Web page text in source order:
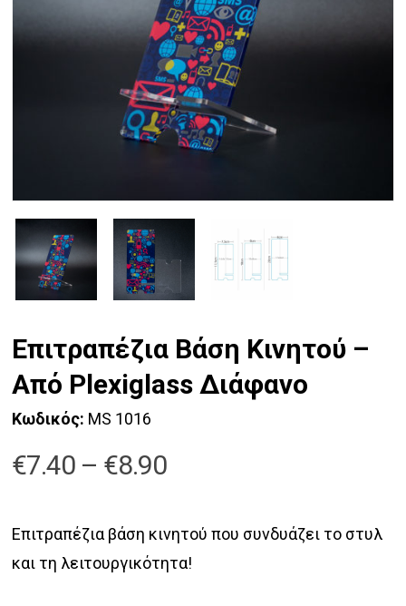
Επιτραπέζια Βάση Κινητού –
Από Plexiglass Διάφανο
Κωδικός: MS 1016
€7.40 – €8.90Price
€7.40
through
€8.90
Επιτραπέζια βάση κινητού που συνδυάζει το στυλ
και τη λειτουργικότητα!